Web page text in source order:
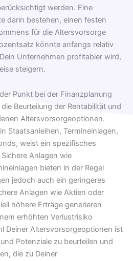
werden. Eine
darin bestehen, einen festen
für die Altersvorsorge
könnte anfangs relativ
Unternehmen profitabler wird,
steigern.
Punkt bei der Finanzplanung
Beurteilung der Rentabilität und
Altersvorsorgeoptionen.
Staatsanleihen, Termineinlagen,
weist ein spezifisches
Anlagen wie
bieten in der Regel
jedoch auch ein geringeres
Anlagen wie Aktien oder
höhere Erträge generieren
erhöhten Verlustrisiko
Deiner Altersvorsorgeoptionen ist
Potenziale zu beurteilen und
die zu Deiner